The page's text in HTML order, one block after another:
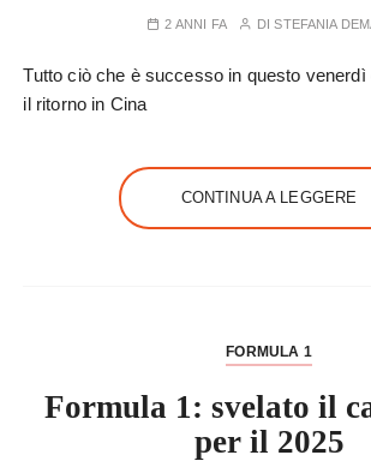
2 ANNI FA DISTEFANIA
Tutto ciò che è successo in questo
il ritorno in Cina
CONTINUA A LEGGERE
FORMULA 1
Formula 1: svelato il
per il 2025